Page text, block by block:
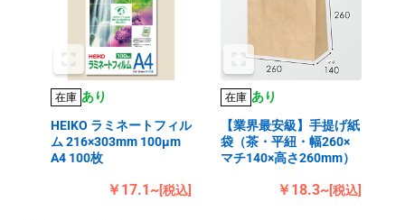
在庫 あり
HEIKO ラミネートフィル
ム 216×303mm 100μm
A4 100枚
￥17.1~[税込]
在庫 あり
【業界最安級】手提げ紙
袋（茶・平紐・幅260×
マチ140×高さ260mm）
￥18.3~[税込]